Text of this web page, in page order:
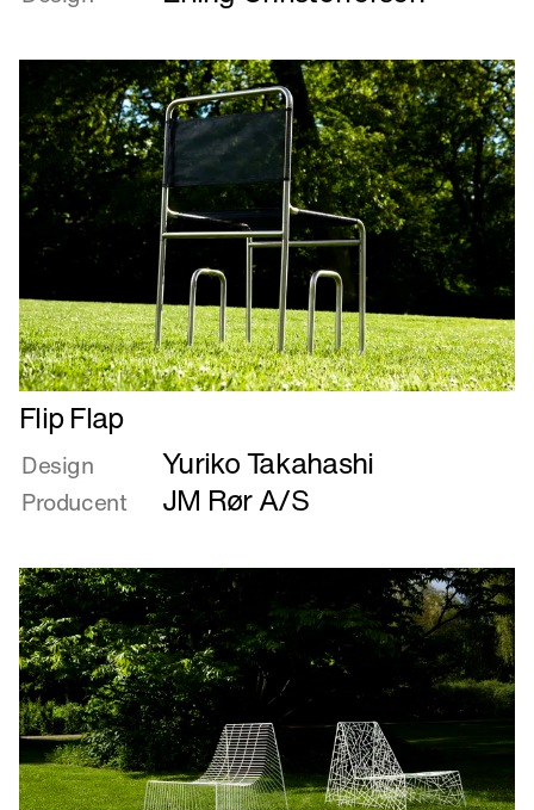
Læs
mere
om
Flip
Flap
Flip Flap
Design Yuriko Takahashi
Producent JM Rør A/S